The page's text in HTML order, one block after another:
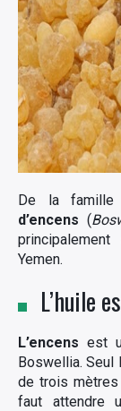
De la famille
d’encens (
Yemen.
L’huile
L’encens est
Boswellia. Seul
de trois mètres
faut attendre